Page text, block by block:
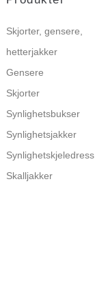
Skjorter, gensere,
hetterjakker
Gensere
Skjorter
Synlighetsbukser
Synlighetsjakker
Synlighetskjeledress
Skalljakker